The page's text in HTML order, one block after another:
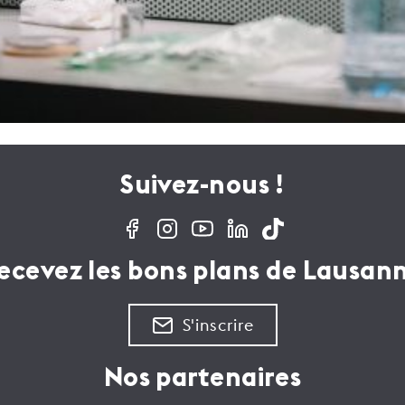
Suivez-nous !
les bons plans de
S'inscrire
Nos partenaires